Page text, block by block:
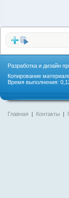
Разработка и дизайн
Копирование
Время выполнения:
Главная | Контакты |